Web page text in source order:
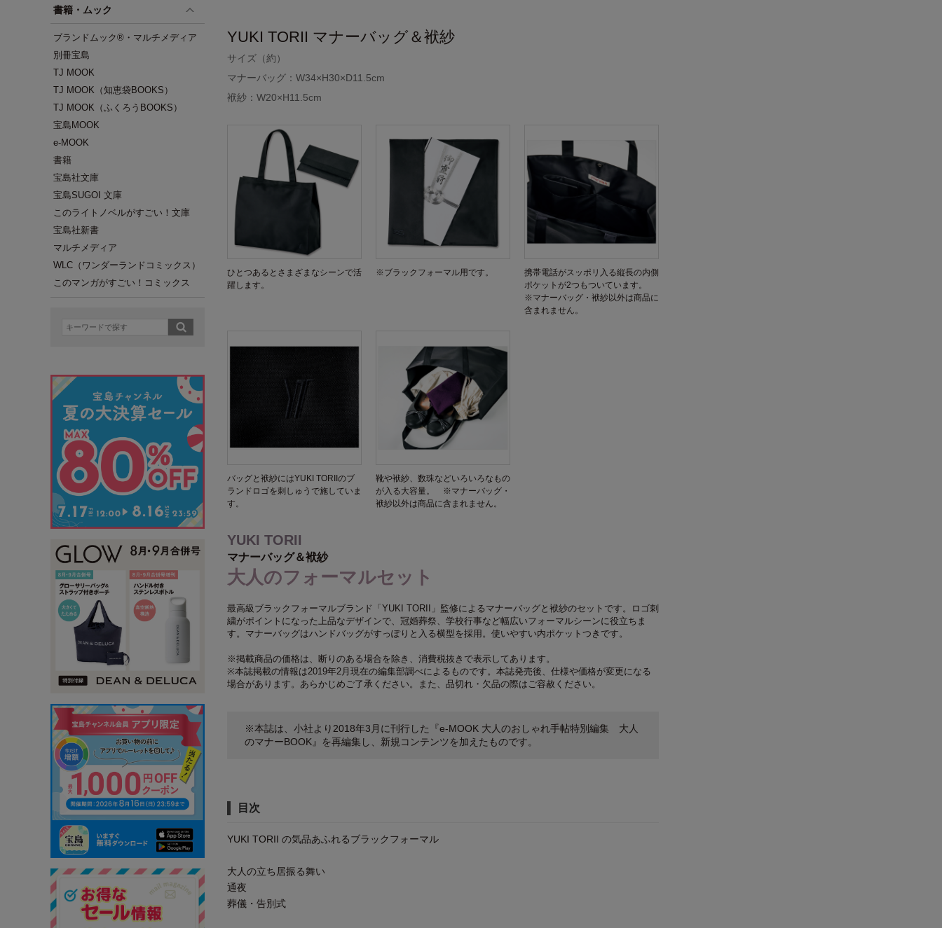
書籍・ムック
ブランドムック®・マルチメディア
別冊宝島
TJ MOOK
TJ MOOK（知恵袋BOOKS）
TJ MOOK（ふくろうBOOKS）
宝島MOOK
e-MOOK
書籍
宝島社文庫
宝島SUGOI 文庫
このライトノベルがすごい！文庫
宝島社新書
マルチメディア
WLC（ワンダーランドコミックス）
このマンガがすごい！コミックス
YUKI TORII マナーバッグ＆袱紗
サイズ（約）
マナーバッグ：W34×H30×D11.5cm
袱紗：W20×H11.5cm
ひとつあるとさまざまなシーンで活
躍します。
※ブラックフォーマル用です。
携帯電話がスッポリ入る縦長の内側
ポケットが2つもついています。
※マナーバッグ・袱紗以外は商品に
含まれません。
バッグと袱紗にはYUKI TORIIのブ
ランドロゴを刺しゅうで施していま
す。
靴や袱紗、数珠などいろいろなもの
が入る大容量。 ※マナーバッグ・
袱紗以外は商品に含まれません。
YUKI TORII
マナーバッグ＆袱紗
大人のフォーマルセット
最高級ブラックフォーマルブランド「YUKI TORII」監修によるマナーバッグと袱紗のセットです。ロゴ刺
繍がポイントになった上品なデザインで、冠婚葬祭、学校行事など幅広いフォーマルシーンに役立ちま
す。マナーバッグはハンドバッグがすっぽりと入る横型を採用。使いやすい内ポケットつきです。
※掲載商品の価格は、断りのある場合を除き、消費税抜きで表示してあります。
※本誌掲載の情報は2019年2月現在の編集部調べによるものです。本誌発売後、仕様や価格が変更になる
場合があります。あらかじめご了承ください。また、品切れ・欠品の際はご容赦ください。
※本誌は、小社より2018年3月に刊行した『e-MOOK 大人のおしゃれ手帖特別編集 大人
のマナーBOOK』を再編集し、新規コンテンツを加えたものです。
目次
YUKI TORII の気品あふれるブラックフォーマル
大人の立ち居振る舞い
通夜
葬儀・告別式